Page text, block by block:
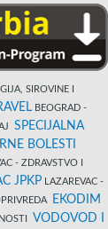
SIROVINE I
BEOGRAD -
SPECIJALNA
BOLESTI
- ZDRAVSTVO I
JPKP LAZAREVAC -
EKODIM
VODOVOD I